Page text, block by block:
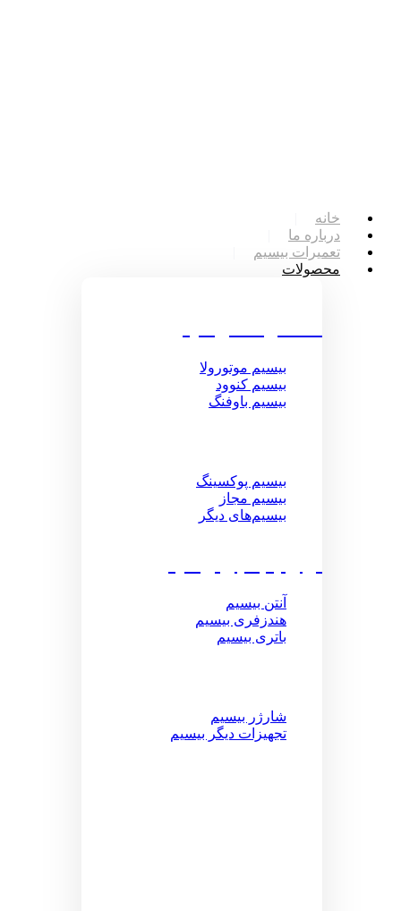
خانه
درباره ما
تعمیرات بیسیم
محصولات
بیسیم موتورولا
بیسیم کنوود
بیسیم باوفنگ
بیسیم پوکسینگ
بیسیم مجاز
بیسیم‌های دیگر
آنتن بیسیم
هندزفری بیسیم
باتری بیسیم
شارژر بیسیم
تجهیزات دیگر بیسیم